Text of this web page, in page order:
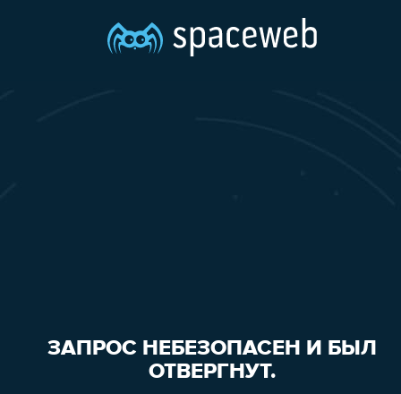
ЗАПРОС НЕБЕЗОПАСЕН И БЫЛ
ОТВЕРГНУТ.